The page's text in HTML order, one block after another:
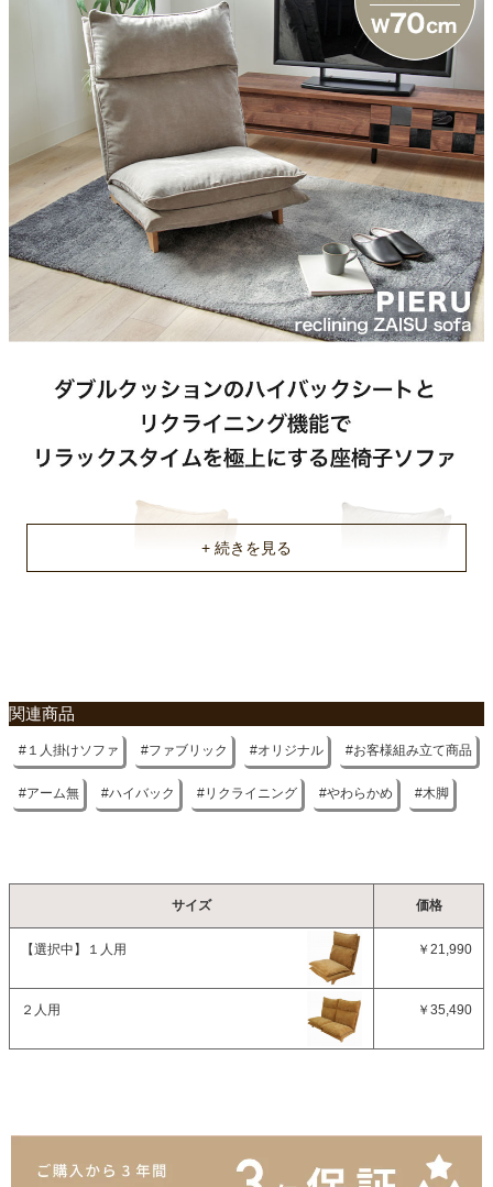
背面リクライニング
ネック部分リクライニング
仕様3
KOYO製のリクライニングギア
耐荷重(目安)
約80kg
梱包サイズ
約142x74x15(cm)
梱包重量
約12kg
組立説明書(PDF)
関連商品
１人掛けソファ ファブリック オリジナル お客様組み立て商品
アーム無 ハイバック リクライニング やわらかめ 木脚
サイズ 価格
【選択中】 １人用 ￥21,990
２人用 ￥35,490